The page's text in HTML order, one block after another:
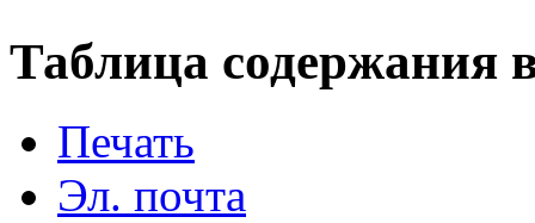
Таблица содержания
Печать
Эл. почта